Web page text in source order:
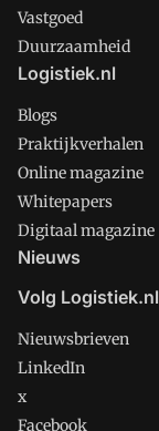
Vastgoed
Duurzaamheid
Logistiek.nl
Blogs
Praktijkverhalen
Online magazine
Whitepapers
Digitaal magazine
Nieuws
Volg Logistiek.nl
Nieuwsbrieven
LinkedIn
x
Facebook